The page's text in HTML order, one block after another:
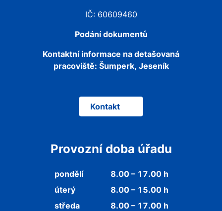
IČ: 60609460
Podání dokumentů
Kontaktní informace na detašovaná
pracoviště: Šumperk, Jeseník
Kontakt
Provozní doba úřadu
pondělí
8.00 – 17.00 h
úterý
8.00 – 15.00 h
středa
8.00 – 17.00 h